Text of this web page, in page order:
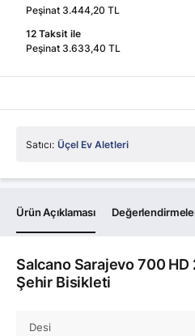
Peşinat 3.444,20 TL
12 Taksit ile
Peşinat 3.633,40 TL
Satıcı: Üçel Ev Aletleri
Ürün Açıklaması
Salcano Sarajevo 700
Şehir Bisikleti
Desi